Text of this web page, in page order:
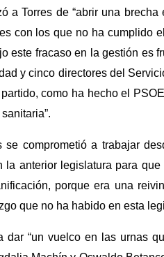
a Torres de “abrir una
con los que no ha cumplido
este fracaso en la gestión es
y cinco directores del
como ha hecho el
comprometió a trabajar
la anterior legislatura para
porque era una
que no ha habido en esta
dar “un vuelco en las urnas